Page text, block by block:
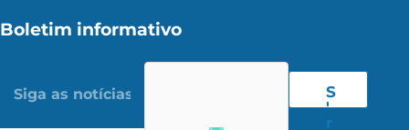
Boletim informativo
S
'